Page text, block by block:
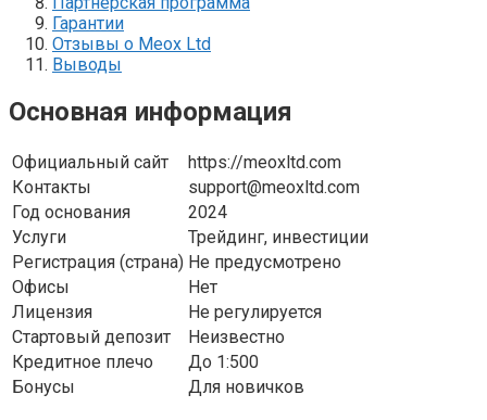
Гарантии
Отзывы о Meox Ltd
Выводы
Основная информация
Официальный сайт
https://meoxltd.com
Контакты
support@meoxltd.com
Год основания
2024
Услуги
Трейдинг, инвестиции
Регистрация (страна) Не предусмотрено
Офисы
Нет
Лицензия
Не регулируется
Стартовый депозит
Неизвестно
Кредитное плечо
До 1:500
Бонусы
Для новичков